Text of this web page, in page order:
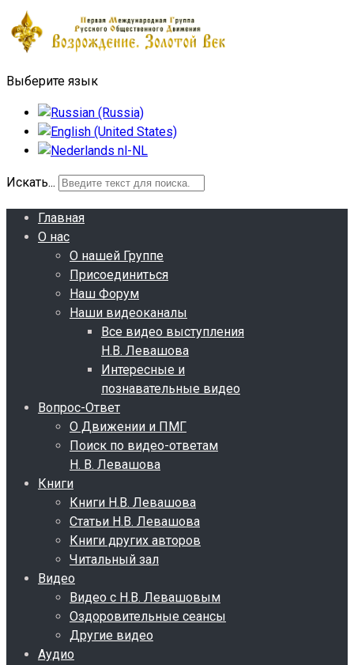
Выберите язык
Искать...
Главная
О нас
О нашей Группе
Присоединиться
Наш Форум
Наши видеоканалы
Все видео выступления
Н.В. Левашова
Интересные и
познавательные видео
Вопрос-Ответ
О Движении и ПМГ
Поиск по видео-ответам
Н. В. Левашова
Книги
Книги Н.В. Левашова
Статьи Н.В. Левашова
Книги других авторов
Читальный зал
Видео
Видео с Н.В. Левашовым
Оздоровительные сеансы
Другие видео
Аудио